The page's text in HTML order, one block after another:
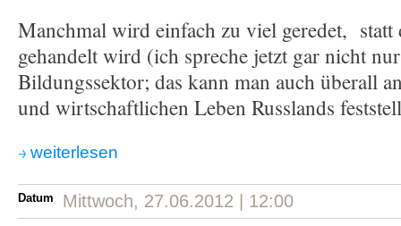
Manchmal wird einfach zu viel geredet,
gehandelt wird (ich spreche jetzt gar nicht
Bildungssektor; das kann man auch überall
und wirtschaftlichen Leben Russlands
weiterlesen
Datum Mittwoch, 27.06.2012 | 12:00